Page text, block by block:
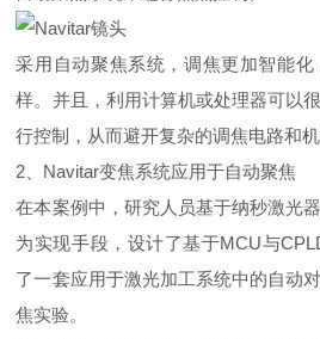
采用自动聚焦系统，调焦更加智能
样。并且，利用计算机或处理器可以
行控制，从而避开复杂的调焦电路和机
2、Navitar变焦系统应用于自动聚焦
在本案例中，研究人员基于纳秒激光
为实现手段，设计了基于MCU与
了一套应用于激光加工系统中的自动
焦实验。